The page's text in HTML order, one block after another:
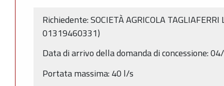
Richiedente: SOCIETÀ AGRICOLA TAGLIAFERRI
01319460331)
Data di arrivo della domanda di concessione:
Portata massima: 40 l/s